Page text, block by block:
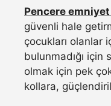
Pencere
güvenli hale
çocukları olanlar
bulunmadığı
olmak için pek
kollara,